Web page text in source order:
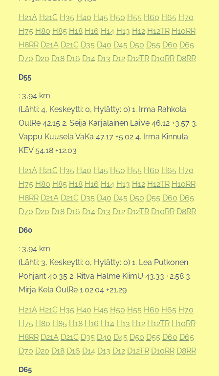
H21A H21C H35 H40 H45 H50 H55 H60 H65 H70
H75 H80 H85 H18 H16 H14 H13 H12 H12TR H10RR
H8RR D21A D21C D35 D40 D45 D50 D55 D60 D65
D70 D20 D18 D16 D14 D13 D12 D12TR D10RR D8RR
D55
: 3,94 km
(Lähti: 4, Keskeytti: 0, Hylätty: 0) 1. Irma Rahkola
OulRe 42.15 2. Seija Karjalainen LaiVe 46.12 +3.57 3.
Vappu Kuusela VaKa 47.17 +5.02 4. Irma Kinnula
KEV 54.18 +12.03
H21A H21C H35 H40 H45 H50 H55 H60 H65 H70
H75 H80 H85 H18 H16 H14 H13 H12 H12TR H10RR
H8RR D21A D21C D35 D40 D45 D50 D55 D60 D65
D70 D20 D18 D16 D14 D13 D12 D12TR D10RR D8RR
D60
: 3,94 km
(Lähti: 3, Keskeytti: 0, Hylätty: 0) 1. Lea Putkonen
Pohjant 40.35 2. Ritva Halme KiimU 43.33 +2.58 3.
Mirja Kela OulRe 1.02.04 +21.29
H21A H21C H35 H40 H45 H50 H55 H60 H65 H70
H75 H80 H85 H18 H16 H14 H13 H12 H12TR H10RR
H8RR D21A D21C D35 D40 D45 D50 D55 D60 D65
D70 D20 D18 D16 D14 D13 D12 D12TR D10RR D8RR
D65